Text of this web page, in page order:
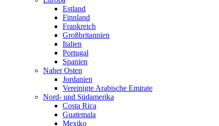
Estland
Finnland
Frankreich
Großbritannien
Italien
Portugal
Spanien
Naher Osten
Jordanien
Vereinigte Arabische Emirate
Nord- und Südamerika
Costa Rica
Guatemala
Mexiko